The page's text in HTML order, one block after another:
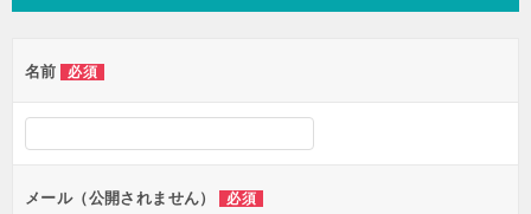
名前 必須
メール（公開されません） 必須